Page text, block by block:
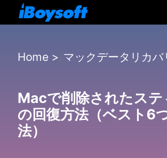
Home > マックデータリカバ
Macで削除されたス
の回復方法（ベスト6
法）